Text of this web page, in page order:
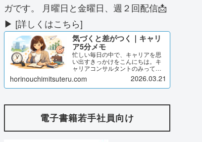
ガです。 月曜日と金曜日、週２回配信📩
▶ [詳しくはこちら]
気づくと差がつく｜キャリ
ア5分メモ
忙しい毎日の中で、キャリアを思
い出すきっかけをこんにちは。キ
ャリアコンサルタントのみってる
です。このページでは、私が発信
している「気づくと差がつく｜キ
ャリア5分メモ」のブログ記事をま
ば差がつく キャリア5分メモ...
horinouchimitsuteru.com 2026.03.21
電子書籍若手社員向け